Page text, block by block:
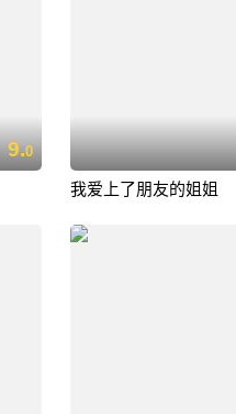
9.0
我爱上了朋友的姐姐